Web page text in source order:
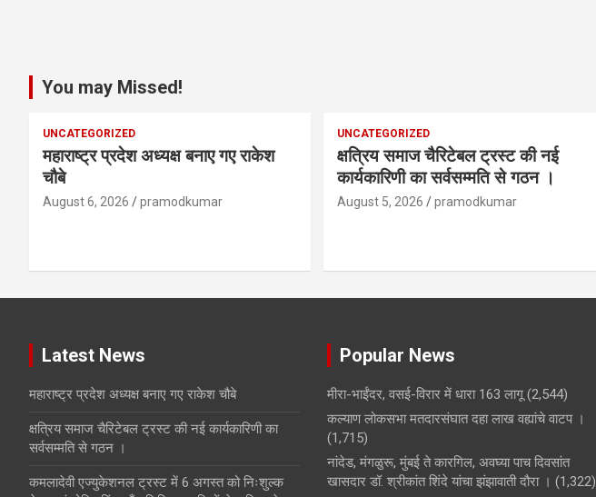
You may Missed!
UNCATEGORIZED
महाराष्ट्र प्रदेश अध्यक्ष बनाए गए राकेश
चौबे
August 6, 2026 pramodkumar
UNCATEGORIZED
क्षत्रिय समाज चैरिटेबल ट्रस्ट की नई
कार्यकारिणी का सर्वसम्मति से गठन ।
August 5, 2026 pramodkumar
Latest News
महाराष्ट्र प्रदेश अध्यक्ष बनाए गए राकेश चौबे
क्षत्रिय समाज चैरिटेबल ट्रस्ट की नई कार्यकारिणी का
सर्वसम्मति से गठन ।
कमलादेवी एज्युकेशनल ट्रस्ट में 6 अगस्त को निःशुल्क
Popular News
मीरा-भाईंदर, वसई-विरार में धारा 163 लागू (2,544)
कल्याण लोकसभा मतदारसंघात दहा लाख वह्यांचे वाटप ।
(1,715)
नांदेड, मंगळुरू, मुंबई ते कारगिल, अवघ्या पाच दिवसांत
खासदार डॉ. श्रीकांत शिंदे यांचा झंझावाती दौरा । (1,322)